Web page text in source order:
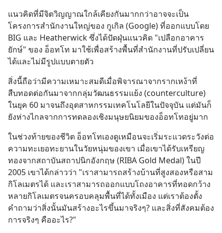
แนวคิดที่มีจิตวิญญาณใกล้เคียงกันมากกว่าอาจจะเป็น
โครงการสำนักงานใหญ่ของ กูเกิล (Google) ที่ออกแบบโดย
BIG และ Heatherwick ซึ่งได้ปัดฝุ่นแนวคิด "เปลือกอาคาร
ยักษ์" ของ อ็อทโท มาใช้เพื่อสร้างพื้นที่สำนักงานที่ปรับเปลี่ยน
ได้และไม่มีรูปแบบตายตัว
สิ่งนี้ถือว่ามีความเหมาะสมดีเมื่อพิจารณาจากรากเหง้าที่
สืบทอดต่อกันมาจากกลุ่มวัฒนธรรมแย้ง (counterculture)
ในยุค 60 มาจนถึงอุตสาหกรรมเทคโนโลยีในปัจจุบัน แต่มันก็
ยังห่างไกลจากการทดลองเชิงมนุษยนิยมของอ็อทโทอยู่มาก
ในช่วงท้ายของชีวิต อ็อทโทเองดูเหมือนจะเริ่มระแวดระวังต่อ
ความทะเยอทะยานในวัยหนุ่มของเขา เมื่อเขาได้รับเหรียญ
ทองจากสถาบันสถาปนิกอังกฤษ (RIBA Gold Medal) ในปี
2005 เขาได้กล่าวว่า "เราสามารถสร้างบ้านที่สูงสองหรือสาม
กิโลเมตรได้ และเราสามารถออกแบบโถงอาคารที่ทอดกว้าง
หลายกิโลเมตรจนครอบคลุมพื้นที่ได้ทั้งเมือง แต่เราต้องตั้ง
คำถามว่าสิ่งนั้นมันสร้างอะไรขึ้นมาจริงๆ? และสิ่งที่สังคมต้อง
การจริงๆ คืออะไร?"